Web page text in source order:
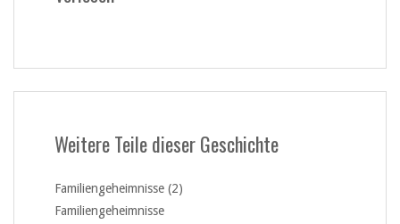
Weitere Teile dieser Geschichte
Familiengeheimnisse (2)
Familiengeheimnisse